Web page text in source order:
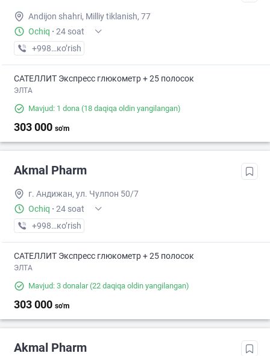
Andijon shahri, Milliy tiklanish, 77
Ochiq · 24 soat
+998 (91) XXX-XX-XX
кo’rish
САТЕЛЛИТ Экспресс глюкометр + 25 полосок
ЭЛТА
Mavjud: 1 dona (18 daqiqa oldin yangilangan)
303 000 so'm
Akmal Pharm
г. Андижан, ул. Чулпон 50/7
Ochiq · 24 soat
+998 (91) XXX-XX-XX
кo’rish
САТЕЛЛИТ Экспресс глюкометр + 25 полосок
ЭЛТА
Mavjud: 3 donalar(22 daqiqa oldin yangilangan)
303 000 so'm
Akmal Pharm